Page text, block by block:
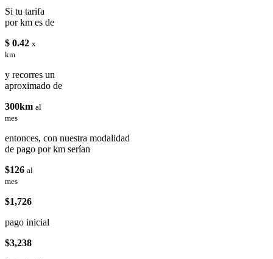
Si tu tarifa
por km es de
$ 0.42 x
km
y recorres un
aproximado de
300km al
mes
entonces, con nuestra modalidad
de pago por km serían
$126 al
mes
$1,726
pago inicial
$3,238